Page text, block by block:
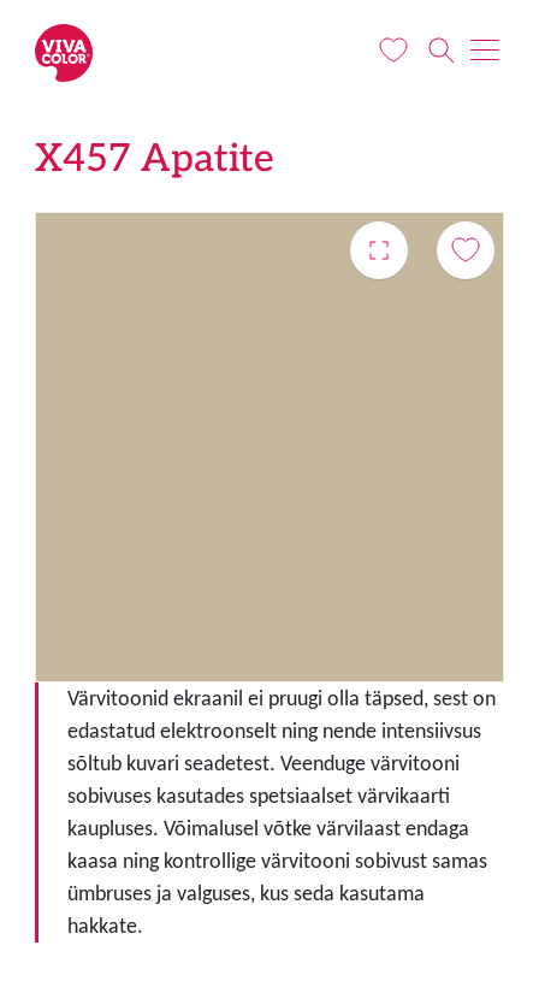
X457 Apatite
Värvitoonid ekraanil ei pruugi olla täpsed, sest on
edastatud elektroonselt ning nende intensiivsus
sõltub kuvari seadetest. Veenduge värvitooni
sobivuses kasutades spetsiaalset värvikaarti
kaupluses. Võimalusel võtke värvilaast endaga
kaasa ning kontrollige värvitooni sobivust samas
ümbruses ja valguses, kus seda kasutama
hakkate.